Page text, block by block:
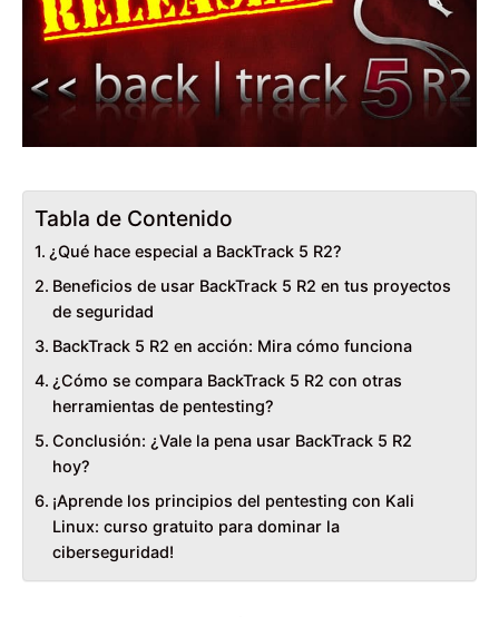
Tabla de Contenido
¿Qué hace especial a BackTrack 5 R2?
Beneficios de usar BackTrack 5 R2 en tus proyectos
de seguridad
BackTrack 5 R2 en acción: Mira cómo funciona
¿Cómo se compara BackTrack 5 R2 con otras
herramientas de pentesting?
Conclusión: ¿Vale la pena usar BackTrack 5 R2
hoy?
¡Aprende los principios del pentesting con Kali
Linux: curso gratuito para dominar la
ciberseguridad!